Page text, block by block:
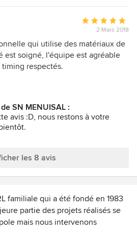
Note
moyenne
:
5
2 Mars 2018
qui utilise des matériaux de
est soigné, l'équipe est agréable
respectés.
SN MENUISAL :
avis :D, nous restons à votre
les 8 avis
familiale qui a été fondé en 1983
partie des projets réalisés se
mais nous intervenons
d’Arras, Mérignies, Bondues,